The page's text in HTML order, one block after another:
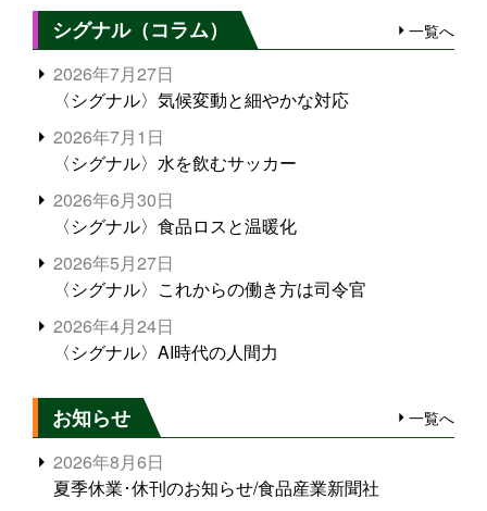
シグナル（コラム） 一覧へ
2026年7月27日
〈シグナル〉気候変動と細やかな対応
2026年7月1日
〈シグナル〉水を飲むサッカー
2026年6月30日
〈シグナル〉食品ロスと温暖化
2026年5月27日
〈シグナル〉これからの働き方は司令官
2026年4月24日
〈シグナル〉AI時代の人間力
お知らせ 一覧へ
2026年8月6日
夏季休業･休刊のお知らせ/食品産業新聞社